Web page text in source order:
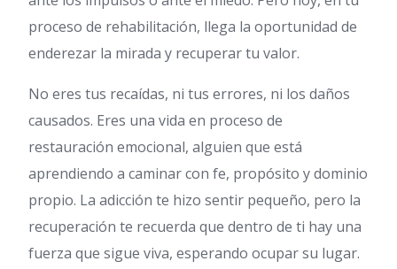
proceso de rehabilitación, llega la oportunidad de
enderezar la mirada y recuperar tu valor.
No eres tus recaídas, ni tus errores, ni los daños
causados. Eres una vida en proceso de
restauración emocional, alguien que está
aprendiendo a caminar con fe, propósito y dominio
propio. La adicción te hizo sentir pequeño, pero la
recuperación te recuerda que dentro de ti hay una
fuerza que sigue viva, esperando ocupar su lugar.